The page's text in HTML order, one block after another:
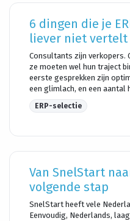
6 dingen die je
liever niet vertelt
Consultants zijn verkopers.
ze moeten wel hun traject
eerste gesprekken zijn
een glimlach, en een aantal
ERP-selectie
Van SnelStart
volgende stap
SnelStart heeft vele
Eenvoudig, Nederlands,